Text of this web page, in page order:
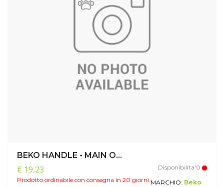
BEKO HANDLE - MAIN O...
€ 19,23
Disponibilita'0
Prodotto ordinabile con consegna in 20 giorni.MARCHIO: Beko